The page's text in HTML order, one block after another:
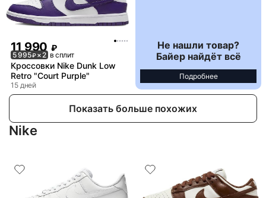
11 990 ₽
5 995₽× 2 в сплит
Кроссовки Nike Dunk Low
Retro "Court Purple"
15 дней
Не нашли товар?
Байер найдёт всё
Подробнее
Показать больше похожих
Nike